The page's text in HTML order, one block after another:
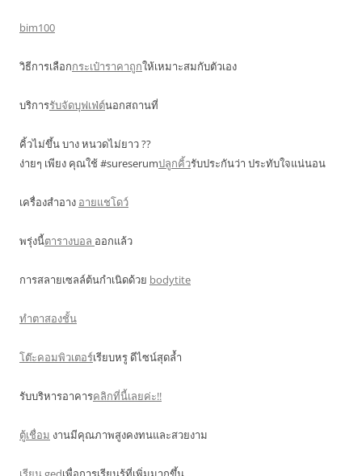
bim100
วิธีการเลือกกระเป๋าราคาถูกให้เหมาะสมกับตัวเอง
บริการรับจัดบุฟเฟ่ต์นอกสถานที่
คิ้วไม่ขึ้น บาง หนวดไม่ยาว ??
ง่ายๆ เพียง คุณใช้ #sureserumปลูกคิ้วรับประกันว่า ประทับใจแน่นอน
เครื่องสำอาง อายแชโดว์
พรุ่งนี้ตารางบอล ออกแล้ว
การสลายเซลล์ต้นกำเนิดด้วย bodytite
ทำตาสองชั้น
โต๊ะคอมพิวเตอร์เรียบหรู ดีไซน์สุดล้ำ
รับบริหารอาคารคลิกที่นี้เลยค่ะ!!
ตู้เชื่อม งานมีคุณภาพสูงคงทนและสวยงาม